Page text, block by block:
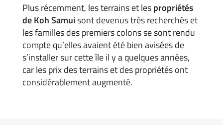
Plus récemment, les terrains et lespropriétés
de Koh Samuisont devenus très recherchés et
les familles des premiers colons se sont rendu
compte qu’elles avaient été bien avisées de
s’installer sur cette île il y a quelques années,
car les prix des terrains et des propriétés ont
considérablement augmenté.